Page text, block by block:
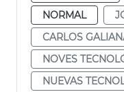
NORMAL
CARLOS
NOVES
NUEVAS